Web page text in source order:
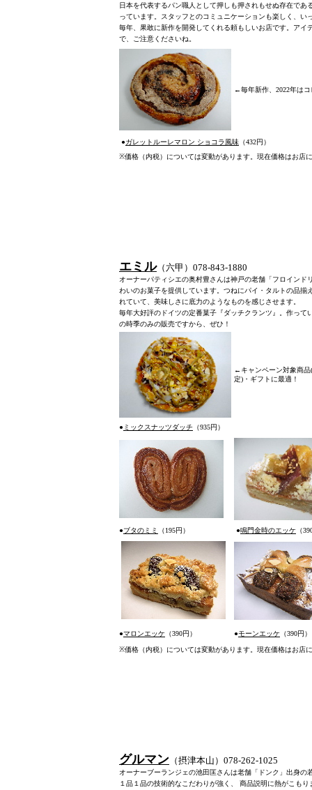
日本を代表するパン職人として押しも押されもせぬ存在で
っています。スタッフとのコミュニケーションも楽しく、い
毎年、果敢に新作を開発してくれる頼もしいお店です。ア
で、ご注意くださいね。
←毎年新作、2022年はコ
●ガレットルーレマロン ショコラ風味 （432円）
※価格（内税）については変動があります。現在価格はお店
エミル（六甲）078-843-1880
オーナーパティシエの奥村豊さんは神戸の老舗「フロイン
わいのお菓子を提供しています。つねにパイ・タルトの品
れていて、美味しさに底力のようなものを感じさせます。
毎年大好評のドイツの定番菓子『ダッチクランツ』。作っ
の時季のみの販売ですから、ぜひ！
←キャンペーン対象商品
定)・ギフトに最適！
● ミックスナッツダッチ （935円）
●ブタのミミ （195円） ●鳴門金時のエッケ （
●マロンエッケ （390円） ●モーンエッケ （390円）
※価格（内税）については変動があります。現在価格はお店
グルマン （摂津本山）078-262-
オーナーブーランジェの池田匡さんは老舗「ドンク」出身の
１品１品の技術的なこだわりが強く、 商品説明に熱がこも